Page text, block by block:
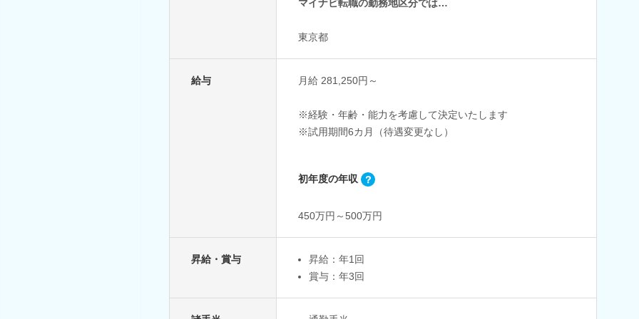
マイナビ転職の勤務地区分では…
東京都
給与 月給 281,250円～
※経験・年齢・能力を考慮して決定いたします
※試用期間6カ月（待遇変更なし）
初年度の年収
450万円～500万円
昇給・賞与
昇給：年1回
賞与：年3回